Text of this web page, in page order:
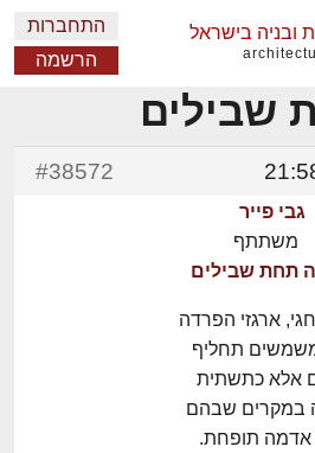
ובניה בישראל
התחברות
הרשמה
שבילים
#38572
גבי פייר
משתתף
תחת שבילים
ארגזי הפרדה
תחליף
אלא כתשתית
במקרים שבהם
אדמה תופחת.